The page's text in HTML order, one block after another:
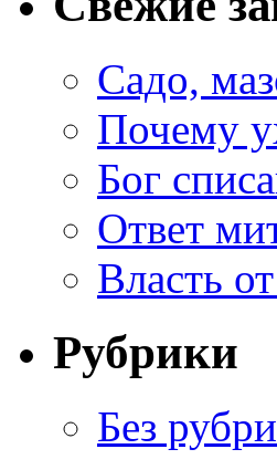
Садо,
Почему
Бог
Ответ
Власть
Рубрики
Без